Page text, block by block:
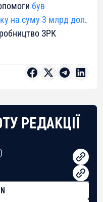
був
на суму 3 млрд дол.
ЗРК
РЕДАКЦІЇ